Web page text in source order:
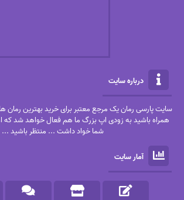
درباره سایت
سایت پارسی رمان یک مرجع معتبر برای خرید بهترین رمان
همراه باشید به زودی اپ بزرگ ما هم فعال خواهد شد که
شما خواد داشت ... منتظر باشید ...
آمار سایت